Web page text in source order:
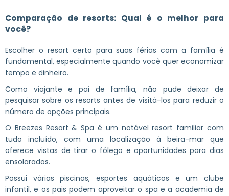
Comparação de resorts: Qual é o melhor para
você?
Escolher o resort certo para suas férias com a família é
fundamental, especialmente quando você quer economizar
tempo e dinheiro.
Como viajante e pai de família, não pude deixar de
pesquisar sobre os resorts antes de visitá-los para reduzir o
número de opções principais.
O Breezes Resort & Spa é um notável resort familiar com
tudo incluído, com uma localização à beira-mar que
oferece vistas de tirar o fôlego e oportunidades para dias
ensolarados.
Possui várias piscinas, esportes aquáticos e um clube
infantil, e os pais podem aproveitar o spa e a academia de